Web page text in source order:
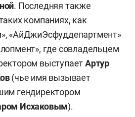
. Последняя также
компаниях, как
«АйДжиЭсфуддепартмент»
где совладельцем
выступаетАртур
(чье имя вызывает
гендиректором
Исхаковым).